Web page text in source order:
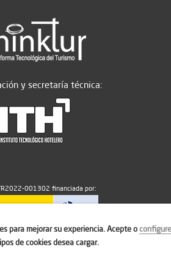
y secretaría técnica:
001302 financiada por:
10.13039/501100011033
para mejorar su experiencia. Acepte oconfigure
de cookies desea cargar.